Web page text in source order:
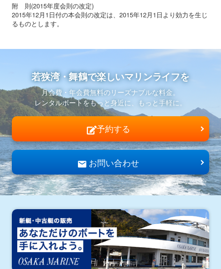
附 則(2015年度会則の改定)
2015年12月1日付の本会則の改定は、2015年12月1日より効力を生じ
るものとします。
若狭湾・舞鶴で楽しいマリンライフを
月会費・年会費無料のリーズナブルな料金。
レンタルボートをもっと身近に、もっと手軽に。
予約する
お問い合わせ